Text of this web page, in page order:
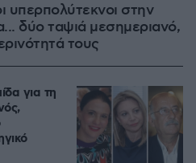
υπερπολύτεκνοι στην
δύο ταψιά μεσημεριανό,
τους
για τη